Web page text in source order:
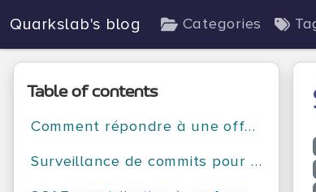
Quarkslab's blog Categories
Table of contents
Comment répondre à une offre de stage selon Quarkslab
Surveillance de commits pour la recherche de vulnérabilités